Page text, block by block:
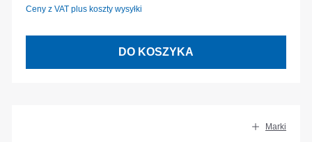
Ceny z VAT plus koszty wysyłki
DO KOSZYKA
Marki